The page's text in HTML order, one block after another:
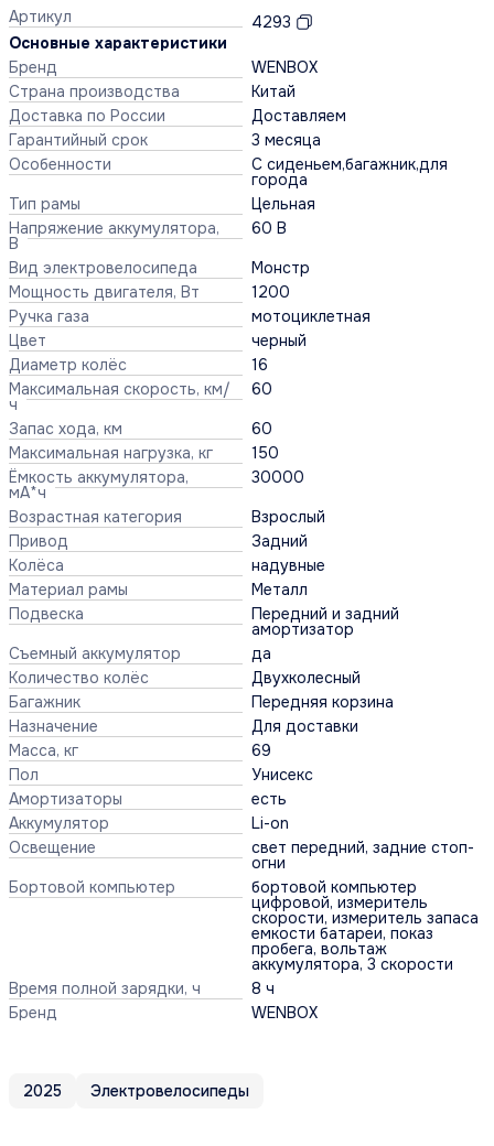
Артикул
4293
Основные характеристики
Бренд
WENBOX
Страна производства
Китай
Доставка по России
Доставляем
Гарантийный срок
3 месяца
Особенности
С сиденьем,багажник,для
города
Тип рамы
Цельная
Напряжение аккумулятора,
В
60 В
Вид электровелосипеда
Монстр
Мощность двигателя, Вт
1200
Ручка газа
мотоциклетная
Цвет
черный
Диаметр колёс
16
Максимальная скорость, км/
ч
60
Запас хода, км
60
Максимальная нагрузка, кг
150
Ёмкость аккумулятора,
мА*ч
30000
Возрастная категория
Взрослый
Привод
Задний
Колёса
надувные
Материал рамы
Металл
Подвеска
Передний и задний
амортизатор
Съемный аккумулятор
да
Количество колёс
Двухколесный
Багажник
Передняя корзина
Назначение
Для доставки
Масса, кг
69
Пол
Унисекс
Амортизаторы
есть
Аккумулятор
Li-on
Освещение
свет передний, задние стоп-
огни
Бортовой компьютер
бортовой компьютер
цифровой, измеритель
скорости, измеритель запаса
емкости батареи, показ
пробега, вольтаж
аккумулятора, 3 скорости
Время полной зарядки, ч
8 ч
Бренд
WENBOX
2025 Электровелосипеды